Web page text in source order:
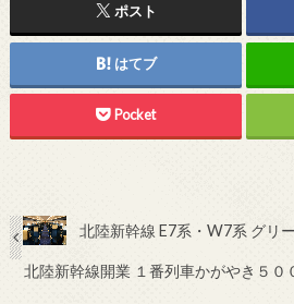
ポスト
はてブ
Pocket
北陸新幹線 E7系・W7系 グリ
北陸新幹線開業 １番列車かがやき５０